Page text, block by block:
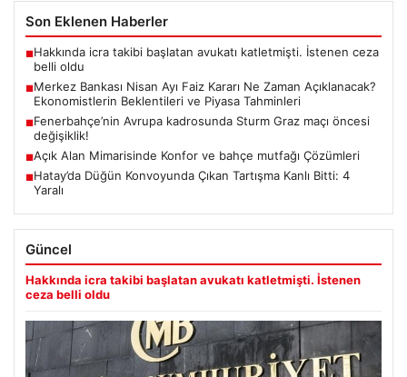
Son Eklenen Haberler
■Hakkında icra takibi başlatan avukatı katletmişti. İstenen ceza
belli oldu
■Merkez Bankası Nisan Ayı Faiz Kararı Ne Zaman Açıklanacak?
Ekonomistlerin Beklentileri ve Piyasa Tahminleri
■Fenerbahçe’nin Avrupa kadrosunda Sturm Graz maçı öncesi
değişiklik!
■Açık Alan Mimarisinde Konfor ve bahçe mutfağı Çözümleri
■Hatay’da Düğün Konvoyunda Çıkan Tartışma Kanlı Bitti: 4
Yaralı
Güncel
Hakkında icra takibi başlatan avukatı katletmişti. İstenen
ceza belli oldu